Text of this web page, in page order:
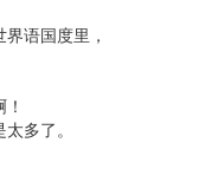
语国度里，
多了。